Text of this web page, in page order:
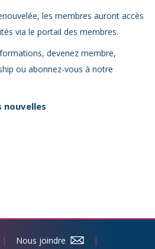
les membres auront accès
via le portail des membres.
devenez membre,
ou abonnez-vous à notre
nouvelles
Nous joindre |